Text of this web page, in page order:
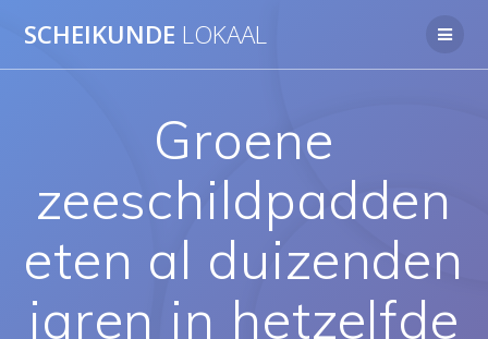
naar
SCHEIKUNDE LOKAAL
Groene
zeeschildpadden
eten al duizenden
jaren in hetzelfde